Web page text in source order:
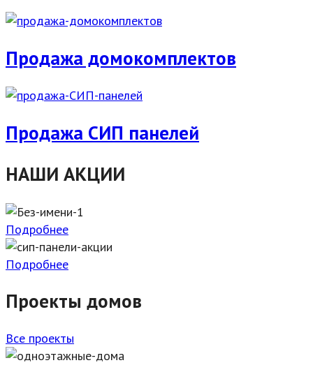
Продажа домокомплектов
Продажа СИП панелей
НАШИ АКЦИИ
Подробнее
Подробнее
Проекты домов
Все проекты